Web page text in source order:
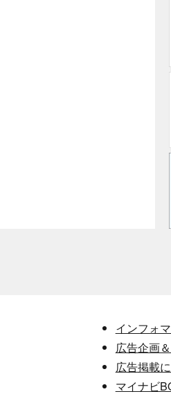
インフォ
広告企画
広告掲載
マイナビ